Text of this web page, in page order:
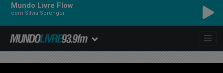
Mundo Livre Flow
com Silvia Sprenger